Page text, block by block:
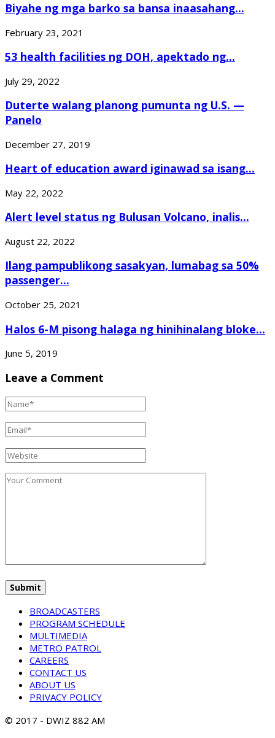
Biyahe ng mga barko sa bansa inaasahang...
February 23, 2021
53 health facilities ng DOH, apektado ng...
July 29, 2022
Duterte walang planong pumunta ng U.S. —
Panelo
December 27, 2019
Heart of education award iginawad sa isang...
May 22, 2022
Alert level status ng Bulusan Volcano, inalis...
August 22, 2022
Ilang pampublikong sasakyan, lumabag sa 50%
passenger...
October 25, 2021
Halos 6-M pisong halaga ng hinihinalang bloke...
June 5, 2019
Leave a Comment
BROADCASTERS
PROGRAM SCHEDULE
MULTIMEDIA
METRO PATROL
CAREERS
CONTACT US
ABOUT US
PRIVACY POLICY
© 2017 - DWIZ 882 AM